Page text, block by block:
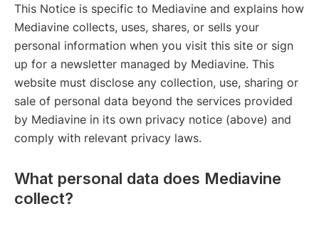
This Notice is specific to Mediavine and explains how
Mediavine collects, uses, shares, or sells your
personal information when you visit this site or sign
up for a newsletter managed by Mediavine. This
website must disclose any collection, use, sharing or
sale of personal data beyond the services provided
by Mediavine in its own privacy notice (above) and
comply with relevant privacy laws.
What personal data does Mediavine
collect?